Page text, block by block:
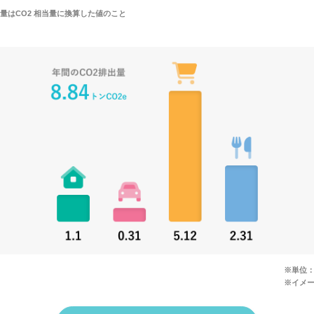
はCO2 相当量に換算した値のこと
※単位
※イメ